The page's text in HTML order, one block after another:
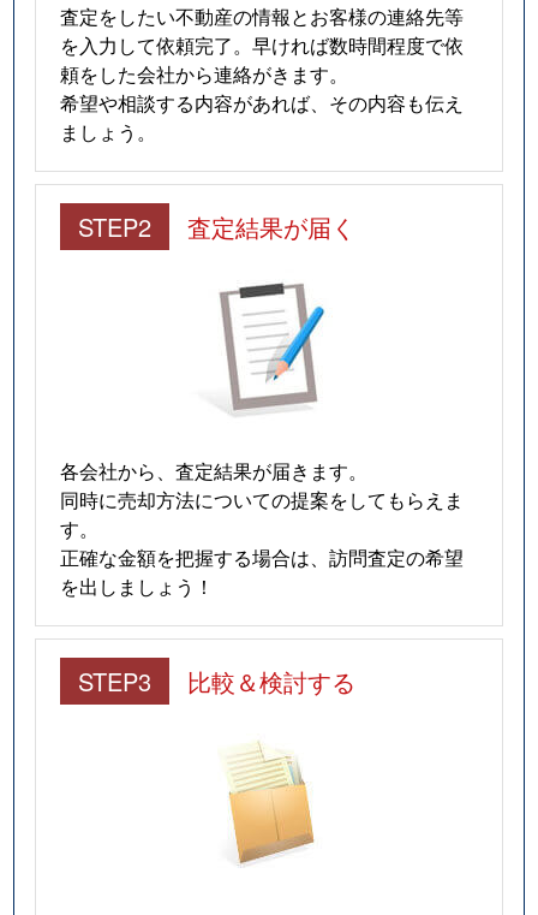
査定をしたい不動産の情報とお客様の連絡先等
を入力して依頼完了。早ければ数時間程度で依
頼をした会社から連絡がきます。
希望や相談する内容があれば、その内容も伝え
ましょう。
STEP2 査定結果が届く
各会社から、査定結果が届きます。
同時に売却方法についての提案をしてもらえま
す。
正確な金額を把握する場合は、訪問査定の希望
を出しましょう！
STEP3 比較＆検討する